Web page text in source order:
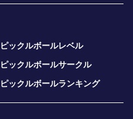
ピックルボールレベル
ピックルボールサークル
ピックルボールランキング